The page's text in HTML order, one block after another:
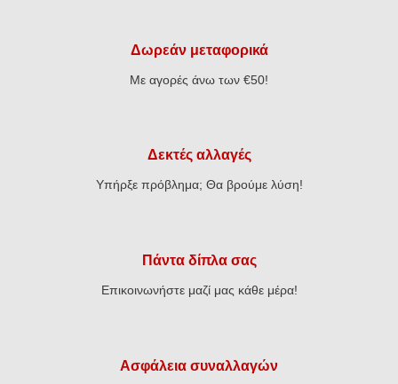
Δωρεάν μεταφορικά
Με αγορές άνω των €50!
Δεκτές αλλαγές
Υπήρξε πρόβλημα; Θα βρούμε λύση!
Πάντα δίπλα σας
Επικοινωνήστε μαζί μας κάθε μέρα!
Ασφάλεια συναλλαγών